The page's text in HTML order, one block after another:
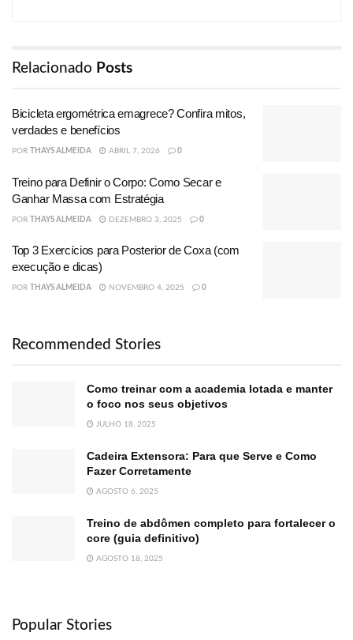
Relacionado Posts
Bicicleta ergométrica emagrece? Confira mitos,
verdades e benefícios
POR THAYS ALMEIDA ABRIL 7, 2026 0
Treino para Definir o Corpo: Como Secar e
Ganhar Massa com Estratégia
POR THAYS ALMEIDA DEZEMBRO 3, 2025 0
Top 3 Exercícios para Posterior de Coxa (com
execução e dicas)
POR THAYS ALMEIDA NOVEMBRO 4, 2025 0
Recommended Stories
Como treinar com a academia lotada e manter
o foco nos seus objetivos
JULHO 18, 2025
Cadeira Extensora: Para que Serve e Como
Fazer Corretamente
AGOSTO 6, 2025
Treino de abdômen completo para fortalecer o
core (guia definitivo)
AGOSTO 18, 2025
Popular Stories